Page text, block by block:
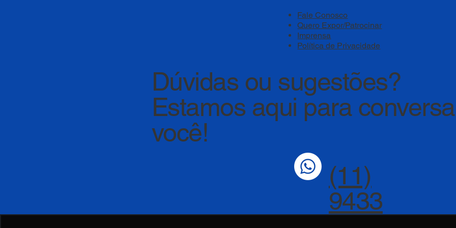
Fale Conosco
Quero Expor/Patrocinar
Imprensa
Política de Privacidade
Dúvidas ou sugestões?
Estamos aqui para
você!
(11)
9433